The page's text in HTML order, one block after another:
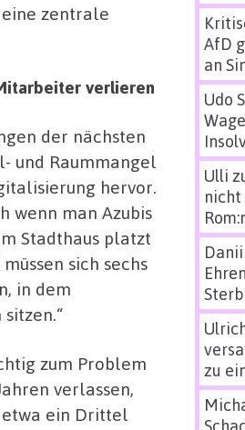
zentrale
verlieren
der nächsten
und Raummangel
hervor.
wenn man Azubis
Stadthaus platzt
sich sechs
in dem
zum Problem
verlassen,
etwa ein Drittel
AfD
an
Udo
Ulli
nicht
Danii
zu